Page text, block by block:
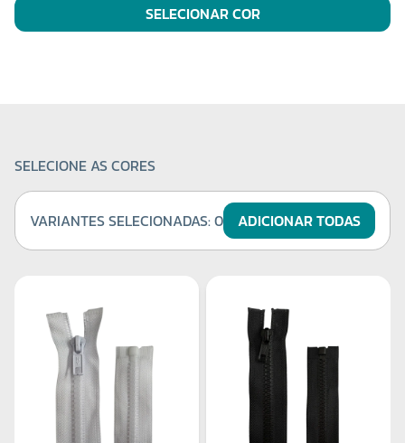
SELECIONAR COR
SELECIONE AS CORES
VARIANTES SELECIONADAS:0 ADICIONAR TODAS